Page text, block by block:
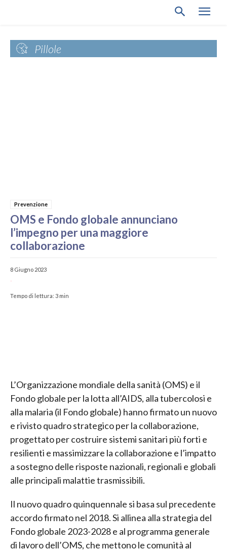
Pillole
Prevenzione
OMS e Fondo globale annunciano
l’impegno per una maggiore
collaborazione
8 Giugno 2023
-
Tempo di lettura: 3 min
L’Organizzazione mondiale della sanità (OMS) e il
Fondo globale per la lotta all’AIDS, alla tubercolosi e
alla malaria (il Fondo globale) hanno firmato un nuovo
e rivisto quadro strategico per la collaborazione,
progettato per costruire sistemi sanitari più forti e
resilienti e massimizzare la collaborazione e l’impatto
a sostegno delle risposte nazionali, regionali e globali
alle principali malattie trasmissibili.
Il nuovo quadro quinquennale si basa sul precedente
accordo firmato nel 2018. Si allinea alla strategia del
Fondo globale 2023-2028 e al programma generale
di lavoro dell’OMS, che mettono le comunità al